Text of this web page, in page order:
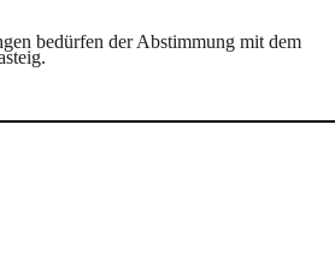
bedürfen der Abstimmung mit dem